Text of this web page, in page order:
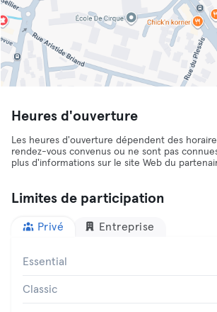
Heures d'ouverture
Les heures d'ouverture dépendent des
rendez-vous convenus ou ne sont pas
plus d'informations sur le site Web du
Limites de participation
Privé Entreprise
Essential
Classic